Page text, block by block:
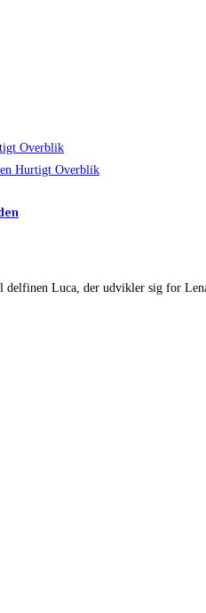
Overblik
Hurtigt Overblik
Luca, der udvikler sig for